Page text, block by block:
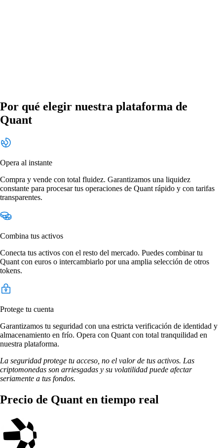
Por qué elegir nuestra plataforma de
Quant
Opera al instante
Compra y vende con total fluidez. Garantizamos una liquidez
constante para procesar tus operaciones de Quant rápido y con tarifas
transparentes.
Combina tus activos
Conecta tus activos con el resto del mercado. Puedes combinar tu
Quant con euros o intercambiarlo por una amplia selección de otros
tokens.
Protege tu cuenta
Garantizamos tu seguridad con una estricta verificación de identidad y
almacenamiento en frío. Opera con Quant con total tranquilidad en
nuestra plataforma.
La seguridad protege tu acceso, no el valor de tus activos. Las
criptomonedas son arriesgadas y su volatilidad puede afectar
seriamente a tus fondos.
Precio de Quant en tiempo real